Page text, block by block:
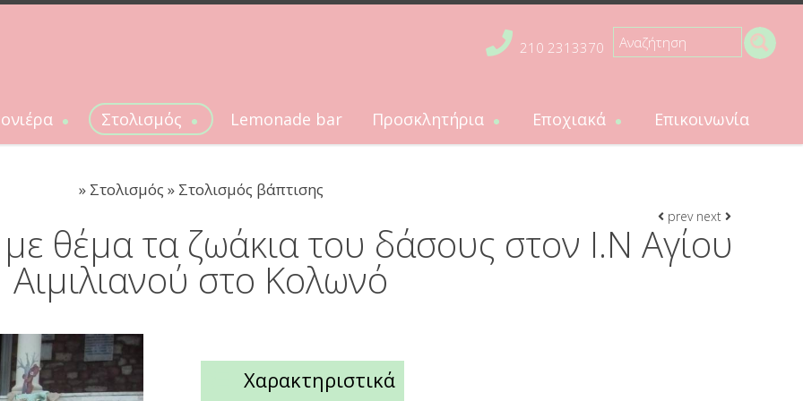
210 2313370
βάπτισης
σαπουνάκια
Στολισμός
Στολισμός
Στολισμός βάπτισης
ΣΤΟΛΙΣΜΟΣ ΚΟΛΥΜΠΗΘΡΑΣ
ΚΟΡΙΤΣΙ
Lemonade bar Προσκλητήρια
Προσκλητήρια
Εποχιακά
Εποχιακά
Επικοινωνία
» Στολισμός » Στολισμός βάπτισης
θέμα τα ζωάκια του δάσους στον Ι.Ν Αγίου
Αιμιλιανού στο Κολωνό
prev next
Χαρακτηριστικά